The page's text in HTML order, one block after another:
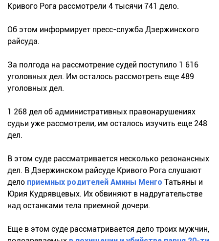
Кривого Рога рассмотрели 4 тысячи 741 дело.
Об этом информирует пресс-служба Дзержинского
райсуда.
За полгода на рассмотрение судей поступило 1 616
уголовных дел. Им осталось рассмотреть еще 489
уголовных дел.
1 268 дел об административных правонарушениях
судьи уже рассмотрели, им осталось изучить еще 248
дел.
В этом суде рассматривается несколько резонансных
дел. В Дзержинском райсуде Кривого Рога слушают
дело приемных родителей Амины Менго Татьяны и
Юрия Кудрявцевых. Их обвиняют в надругательстве
над останками тела приемной дочери.
Еще в этом суде рассматривается дело троих мужчин,